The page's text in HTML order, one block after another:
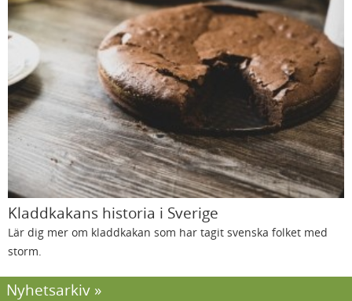
Kladdkakans historia i Sverige
Lär dig mer om kladdkakan som har tagit svenska folket med
storm.
Nyhetsarkiv